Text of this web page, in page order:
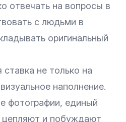
отвечать на вопросы в
с людьми в
оригинальный
не только на
наполнение.
фотографии, единый
цепляют и побуждают